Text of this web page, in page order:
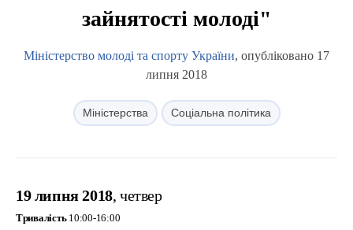
зайнятості молоді"
Міністерство молоді та спорту України, опубліковано 17
липня 2018
Міністерства Соціальна політика
19 липня 2018, четвер
Тривалість10:00-16:00